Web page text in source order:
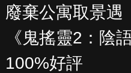
廢棄公寓取景遇
《鬼搖靈2：陰
100%好評